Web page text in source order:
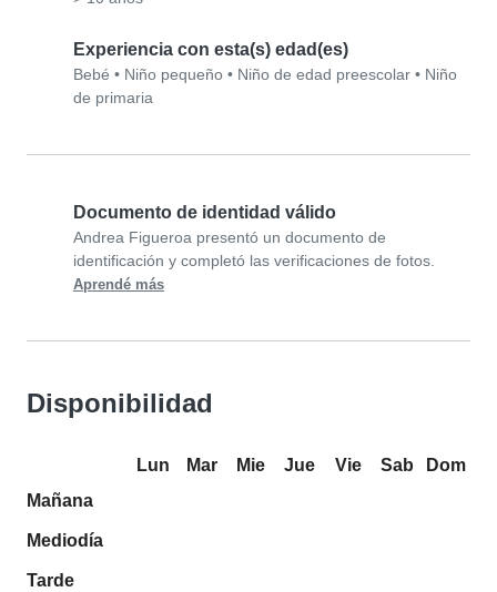
Experiencia con esta(s) edad(es)
Bebé • Niño pequeño • Niño de edad preescolar • Niño
de primaria
Documento de identidad válido
Andrea Figueroa presentó un documento de
identificación y completó las verificaciones de fotos.
Aprendé más
Disponibilidad
Lun Mar Mie Jue Vie Sab
Dom
Mañana
Mediodía
Tarde